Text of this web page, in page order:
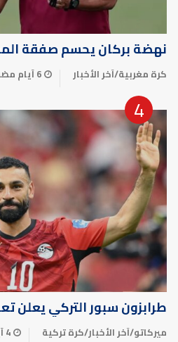
نهضة بركان يحسم صفقة
كرة مغربية/آخر الأخبار 6 أيام مضت
طرابزون سبور التركي يعلن
ميركاتو/آخر الأخبار/كرة تركية 4 أيام مضت